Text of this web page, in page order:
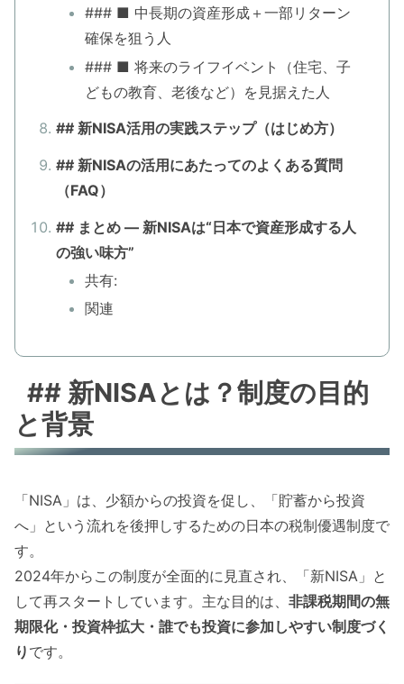
### ■ 中長期の資産形成＋一部リターン
確保を狙う人
### ■ 将来のライフイベント（住宅、子
どもの教育、老後など）を見据えた人
## 新NISA活用の実践ステップ（はじめ方）
## 新NISAの活用にあたってのよくある質問
（FAQ）
## まとめ — 新NISAは“日本で資産形成する人
の強い味方”
共有:
関連
## 新NISAとは？制度の目的
と背景
「NISA」は、少額からの投資を促し、「貯蓄から投資
へ」という流れを後押しするための日本の税制優遇制度で
す。
2024年からこの制度が全面的に見直され、「新NISA」と
して再スタートしています。主な目的は、 非課税期間の無
期限化・投資枠拡大・誰でも投資に参加しやすい制度づく
り です。